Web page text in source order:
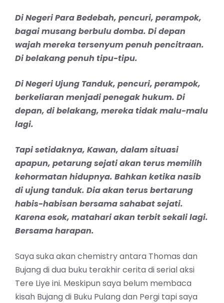
Di Negeri Para Bedebah, pencuri, perampok,
bagai musang berbulu domba. Di depan
wajah mereka tersenyum penuh pencitraan.
Di belakang penuh tipu-tipu.
Di Negeri Ujung Tanduk, pencuri, perampok,
berkeliaran menjadi penegak hukum. Di
depan, di belakang, mereka tidak malu-malu
lagi.
Tapi setidaknya, Kawan, dalam situasi
apapun, petarung sejati akan terus memilih
kehormatan hidupnya. Bahkan ketika nasib
di ujung tanduk. Dia akan terus bertarung
habis-habisan bersama sahabat sejati.
Karena esok, matahari akan terbit sekali lagi.
Bersama harapan.
Saya suka akan chemistry antara Thomas dan
Bujang di dua buku terakhir cerita di serial aksi
Tere Liye ini. Meskipun saya belum membaca
kisah Bujang di Buku Pulang dan Pergi tapi saya